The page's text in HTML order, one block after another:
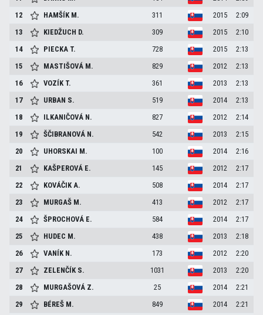
12
HAMŠÍK M. 311 2015
2:09
13
KIEDŽUCH D. 309 2015
2:10
14
PIECKA T. 728 2015
2:13
15
MASTIŠOVÁ M. 829 2012
2:13
16
VOZÍK T. 361 2013
2:13
17
URBAN S. 519 2014
2:13
18
ILKANIČOVÁ N. 827 2012
2:14
19
ŠČIBRANOVÁ N. 542 2013
2:15
20
UHORSKAI M. 100 2014
2:16
21
KAŠPEROVÁ E. 145 2012
2:17
22
KOVÁČIKA. 508 2014
2:17
23
MURGAŠ M. 413 2012
2:17
24
ŠPROCHOVÁ E. 584 2014
2:17
25
HUDEC M. 438 2013
2:18
26
VANÍK N. 173 2012
2:20
27
ZELENČÍK S. 1031 2013
2:20
28
MURGAŠOVÁ Z. 25 2014
2:21
29
BÉREŠ M. 849 2014
2:21